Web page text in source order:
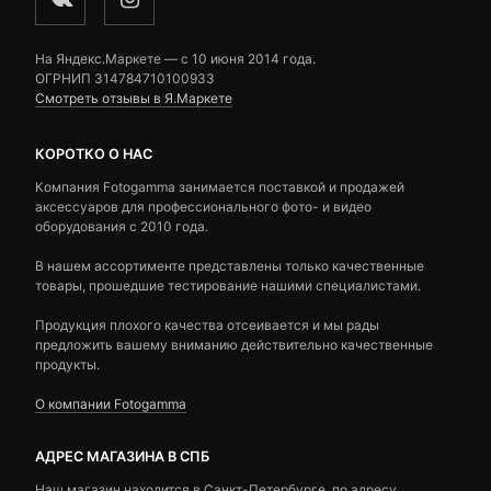
На Яндекс.Маркете — c 10 июня 2014 года.
ОГРНИП 314784710100933
Смотреть отзывы в Я.Маркете
КОРОТКО О НАС
Компания Fotogamma занимается поставкой и продажей
аксессуаров для профессионального фото- и видео
оборудования с 2010 года.
В нашем ассортименте представлены только качественные
товары, прошедшие тестирование нашими специалистами.
Продукция плохого качества отсеивается и мы рады
предложить вашему вниманию действительно качественные
продукты.
О компании Fotogamma
АДРЕС МАГАЗИНА В СПБ